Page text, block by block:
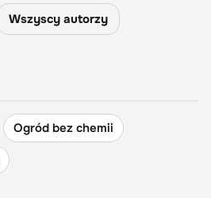
Wszyscy autorzy
Ogród bez chemii